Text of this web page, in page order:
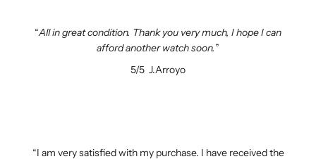
All in great condition. Thank you very much, I hope I can
afford another watch soon.
5/5 J.Arroyo
I am very satisfied with my purchase. I have received the